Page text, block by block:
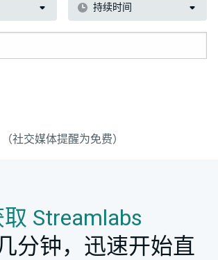
持续时间
（社交媒体提醒为免费）
Streamlabs
分钟，迅速开始直